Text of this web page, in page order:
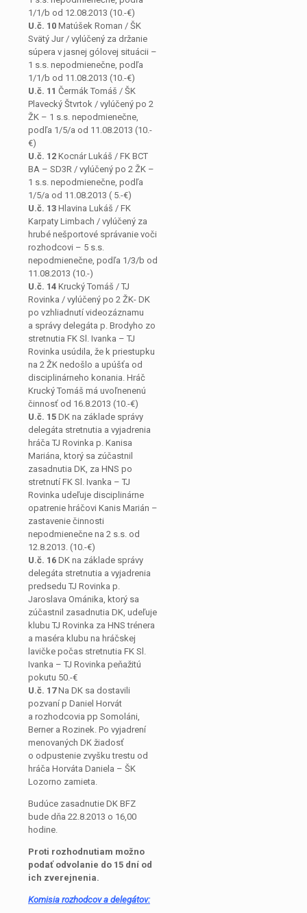
1/1/b od 12.08.2013 (10.-€)
U.č. 10 Matúšek Roman / ŠK
Svätý Jur / vylúčený za držanie
súpera v jasnej gólovej situácii –
1 s.s. nepodmienečne, podľa
1/1/b od 11.08.2013 (10.-€)
U.č. 11 Čermák Tomáš / ŠK
Plavecký Štvrtok / vylúčený po 2
ŽK – 1 s.s. nepodmienečne,
podľa 1/5/a od 11.08.2013 (10.-
€)
U.č. 12 Kocnár Lukáš / FK BCT
BA – SD3R / vylúčený po 2 ŽK –
1 s.s. nepodmienečne, podľa
1/5/a od 11.08.2013 ( 5.-€)
U.č. 13 Hlavina Lukáš / FK
Karpaty Limbach / vylúčený za
hrubé nešportové správanie voči
rozhodcovi – 5 s.s.
nepodmienečne, podľa 1/3/b od
11.08.2013 (10.-)
U.č. 14 Krucký Tomáš / TJ
Rovinka / vylúčený po 2 ŽK- DK
po vzhliadnutí videozáznamu
a správy delegáta p. Brodyho zo
stretnutia FK Sl. Ivanka – TJ
Rovinka usúdila, že k priestupku
na 2 ŽK nedošlo a upúšťa od
disciplinárneho konania. Hráč
Krucký Tomáš má uvoľnenenú
činnosť od 16.8.2013 (10.-€)
U.č. 15 DK na základe správy
delegáta stretnutia a vyjadrenia
hráča TJ Rovinka p. Kanisa
Mariána, ktorý sa zúčastnil
zasadnutia DK, za HNS po
stretnutí FK Sl. Ivanka – TJ
Rovinka udeľuje disciplinárne
opatrenie hráčovi Kanis Marián –
zastavenie činnosti
nepodmienečne na 2 s.s. od
12.8.2013. (10.-€)
U.č. 16 DK na základe správy
delegáta stretnutia a vyjadrenia
predsedu TJ Rovinka p.
Jaroslava Ománika, ktorý sa
zúčastnil zasadnutia DK, udeľuje
klubu TJ Rovinka za HNS trénera
a maséra klubu na hráčskej
lavičke počas stretnutia FK Sl.
Ivanka – TJ Rovinka peňažitú
pokutu 50.-€
U.č. 17Na DK sa dostavili
pozvaní p Daniel Horvát
a rozhodcovia pp Somoláni,
Berner a Rozinek. Po vyjadrení
menovaných DK žiadosť
o odpustenie zvyšku trestu od
hráča Horváta Daniela – ŠK
Lozorno zamieta.
Budúce zasadnutie DK BFZ
bude dňa 22.8.2013 o 16,00
hodine.
Proti rozhodnutiam možno
podať odvolanie do 15 dní od
ich zverejnenia.
Komisia rozhodcov a delegátov: